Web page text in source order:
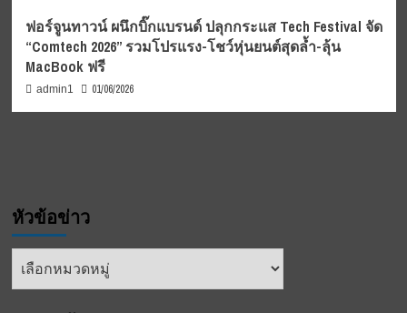
ฟอร์จูนทาวน์ ผนึกบิ๊กแบรนด์ ปลุกกระแส Tech Festival จัด
“Comtech 2026” รวมโปรแรง-โชว์หุ่นยนต์สุดล้ำ-ลุ้น
MacBook ฟรี
admin1 01/06/2026
หัวข้อข่าว
หัวข้อ